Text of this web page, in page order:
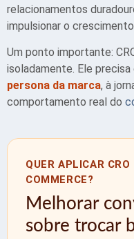
relacionamentos
impulsionar o
Um ponto importante:
isoladamente. Ele
persona da marca, à
comportamento real do
QUER APLICAR CRO
COMMERCE?
Melhorar
sobre trocar